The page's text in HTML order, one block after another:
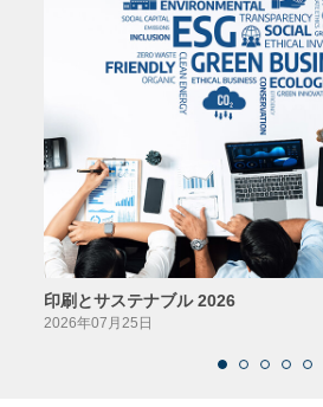
印刷とサステナブル 2026
2026年07月25日